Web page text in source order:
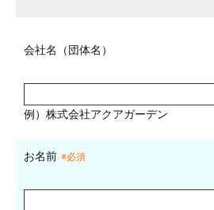
会社名（団体名）
例）株式会社アクアガーデン
お名前 ※必須